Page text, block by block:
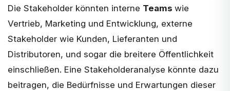
Die Stakeholder könnten interne Teams wie
Vertrieb, Marketing und Entwicklung, externe
Stakeholder wie Kunden, Lieferanten und
Distributoren, und sogar die breitere Öffentlichkeit
einschließen. Eine Stakeholderanalyse könnte dazu
beitragen, die Bedürfnisse und Erwartungen dieser